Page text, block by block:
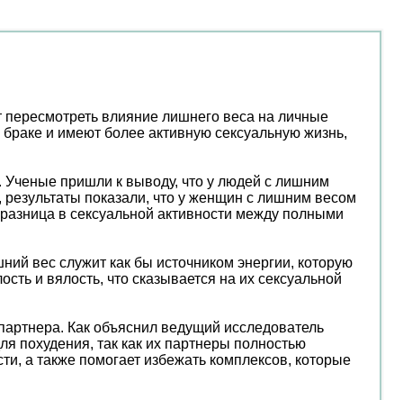
пересмотреть влияние лишнего веса на личные
и имеют более активную сексуальную жизнь,
пришли к выводу, что у людей с лишним
показали, что у женщин с лишним весом
в сексуальной активности между полными
вес служит как бы источником энергии, которую
и вялость, что сказывается на их сексуальной
Как объяснил ведущий исследователь
похудения, так как их партнеры полностью
а также помогает избежать комплексов, которые